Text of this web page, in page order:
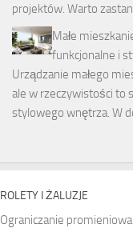
projektów. Warto
Małe
funkcjonalne i
Urządzanie małego
ale w rzeczywistości to
stylowego wnętrza. W
ROLETY I ŻALUZJE
Ograniczanie